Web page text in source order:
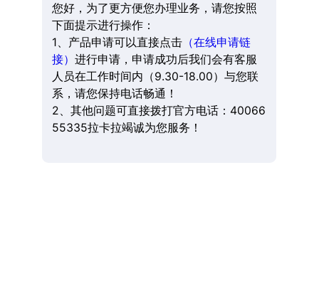
您好，为了更方便您办理业务，请您按照
下面提示进行操作：
1、产品申请可以直接点击（在线申请链
接） 进行申请，申请成功后我们会有客服
人员在工作时间内（9.30-18.00）与您联
系，请您保持电话畅通！
2、其他问题可直接拨打官方电话：40066
55335拉卡拉竭诚为您服务！